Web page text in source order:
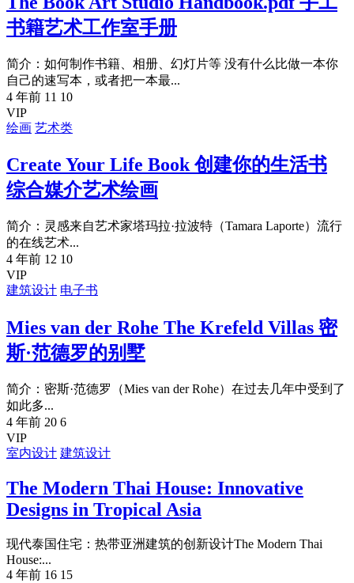
书籍艺术工作室手册
简介：如何制作书籍、相册、幻灯片等 没有什么比做一本你
自己的速写本，或者把一本最...
4 年前 11 10
VIP
绘画 艺术类
Create Your Life Book 创建你的生活书
综合媒介艺术绘画
简介：灵感来自艺术家塔玛拉·拉波特（Tamara Laporte）流行
的在线艺术...
4 年前 12 10
VIP
建筑设计 电子书
Mies van der Rohe The Krefeld Villas 密
斯·范德罗的别墅
简介：密斯·范德罗（Mies van der Rohe）在过去几年中受到了
如此多...
4 年前 20 6
VIP
室内设计 建筑设计
The Modern Thai House: Innovative
Designs in Tropical Asia
现代泰国住宅：热带亚洲建筑的创新设计The Modern Thai
House:...
4 年前 16 15